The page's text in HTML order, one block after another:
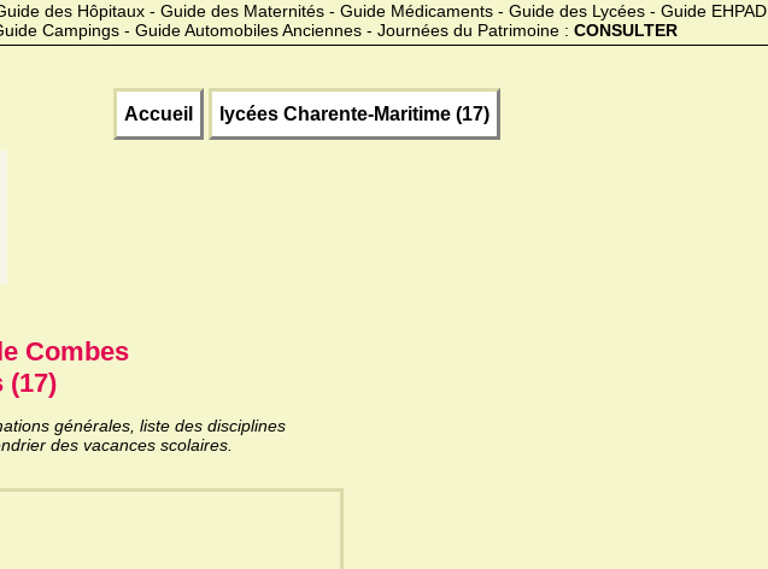
des Hôpitaux - Guide des Maternités - Guide Médicaments - Guide des Lycées - Guide EHPAD
Campings - Guide Automobiles Anciennes - Journées du Patrimoine : CONSULTER
Accueil lycées Charente-Maritime (17)
Combes
(17)
générales, liste des disciplines
des vacances scolaires.